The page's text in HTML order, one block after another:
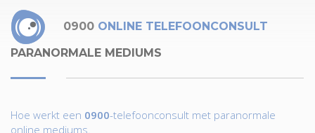
0900 ONLINE TELEFOONCONSULT
PARANORMALE MEDIUMS
Hoe werkt een 0900-telefoonconsult met paranormale
online mediums.